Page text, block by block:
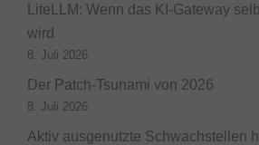
LiteLLM: Wenn das KI-Gateway
wird
8. Juli 2026
Der Patch-Tsunami von 2026
8. Juli 2026
Aktiv ausgenutzte Schwachstellen